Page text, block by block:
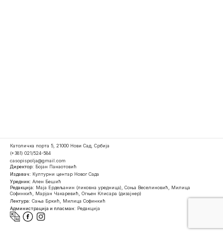
Католичка порта 5, 21000 Нови Сад, Србија
(+381) 021/524-584
casopispolja@gmail.com
Директор: Бојан Панаотовић
Издавач: Културни центар Новог Сада
Уредник: Ален Бешић
Редакција: Маја Ердељанин (ликовна уредница), Соња Веселиновић, Милица
Софинкић, Марјан Чакаревић, Огњен Клисара (дизајнер)
Лектура: Сања Бркић, Милица Софинкић
Администрација и пласман: Редакција